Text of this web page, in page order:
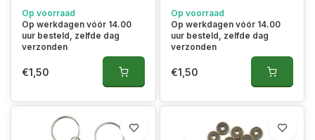
Op voorraad
Op werkdagen vóór 14.00
uur besteld, zelfde dag
verzonden
€1,50
Op voorraad
Op werkdagen vóór 14.00
uur besteld, zelfde dag
verzonden
€1,50